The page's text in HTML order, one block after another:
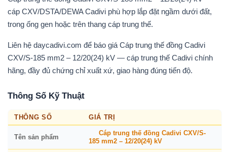
cáp CXV/DSTA/DEWA Cadivi phù hợp lắp đặt ngầm dưới đất,
trong ống gen hoặc trên thang cáp trung thế.
Liên hệ daycadivi.com để báo giá Cáp trung thế đồng Cadivi
CXV/S-185 mm2 – 12/20(24) kV — cáp trung thế Cadivi chính
hãng, đầy đủ chứng chỉ xuất xứ, giao hàng đúng tiến độ.
Thông Số Kỹ Thuật
THÔNG SỐ GIÁ TRỊ
Tên sản phẩm
Cáp trung thế đồng Cadivi CXV/S-
185 mm2 – 12/20(24) kV